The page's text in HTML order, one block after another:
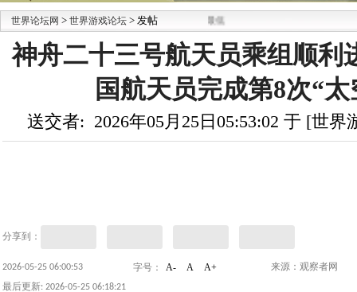
世界论坛网 > 世界游戏论坛 > 发帖
神舟二十三号航天员乘组顺利
国航天员完成第8次“
送交者: 2026年05月25日05:53:02 于 [世
分享到：
2026-05-25 06:00:53 字号： A- A A+ 来源：观察者网
最后更新: 2026-05-25 06:18:21